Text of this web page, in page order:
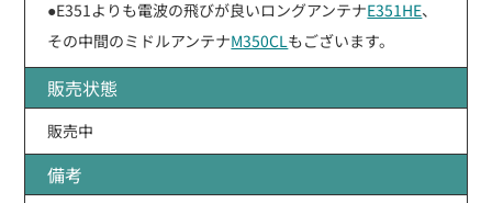
●E351よりも電波の飛びが良いロングアンテナE351HE、
その中間のミドルアンテナM350CLもございます。
販売状態
販売中
備考